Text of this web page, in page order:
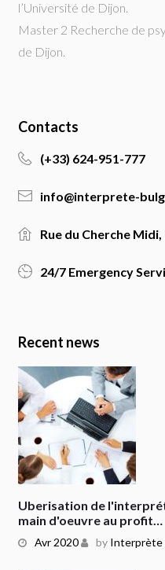
l’Université de Dijon.
Master 2 Recherche de
de Dijon.
Contacts
(+33) 624-951-777
info@interprete-
Rue du Cherche Midi,
24/7 Emergency
Recent news
Avr 2020 by Interprète
Uberisation de
main d'oeuvre au profit…